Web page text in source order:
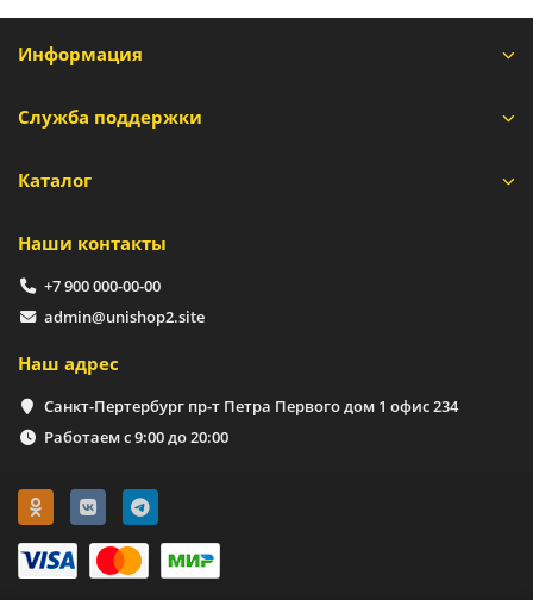
Информация
Служба поддержки
Каталог
Наши контакты
+7 900 000-00-00
admin@unishop2.site
Наш адрес
Санкт-Пертербург пр-т Петра Первого дом 1 офис 234
Работаем с 9:00 до 20:00